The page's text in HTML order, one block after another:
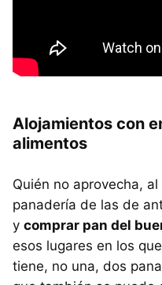
Alojamientos con
alimentos
Quién no aprovecha,
panadería de las de
y comprar pan del
esos lugares en los
tiene, no una, dos